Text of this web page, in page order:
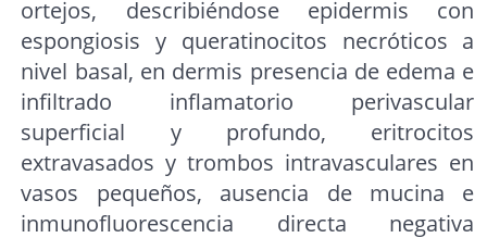
ortejos, describiéndose epidermis con
espongiosis y queratinocitos necróticos a
nivel basal, en dermis presencia de edema e
infiltrado inflamatorio perivascular
superficial y profundo, eritrocitos
extravasados y trombos intravasculares en
vasos pequeños, ausencia de mucina e
inmunofluorescencia directa negativa